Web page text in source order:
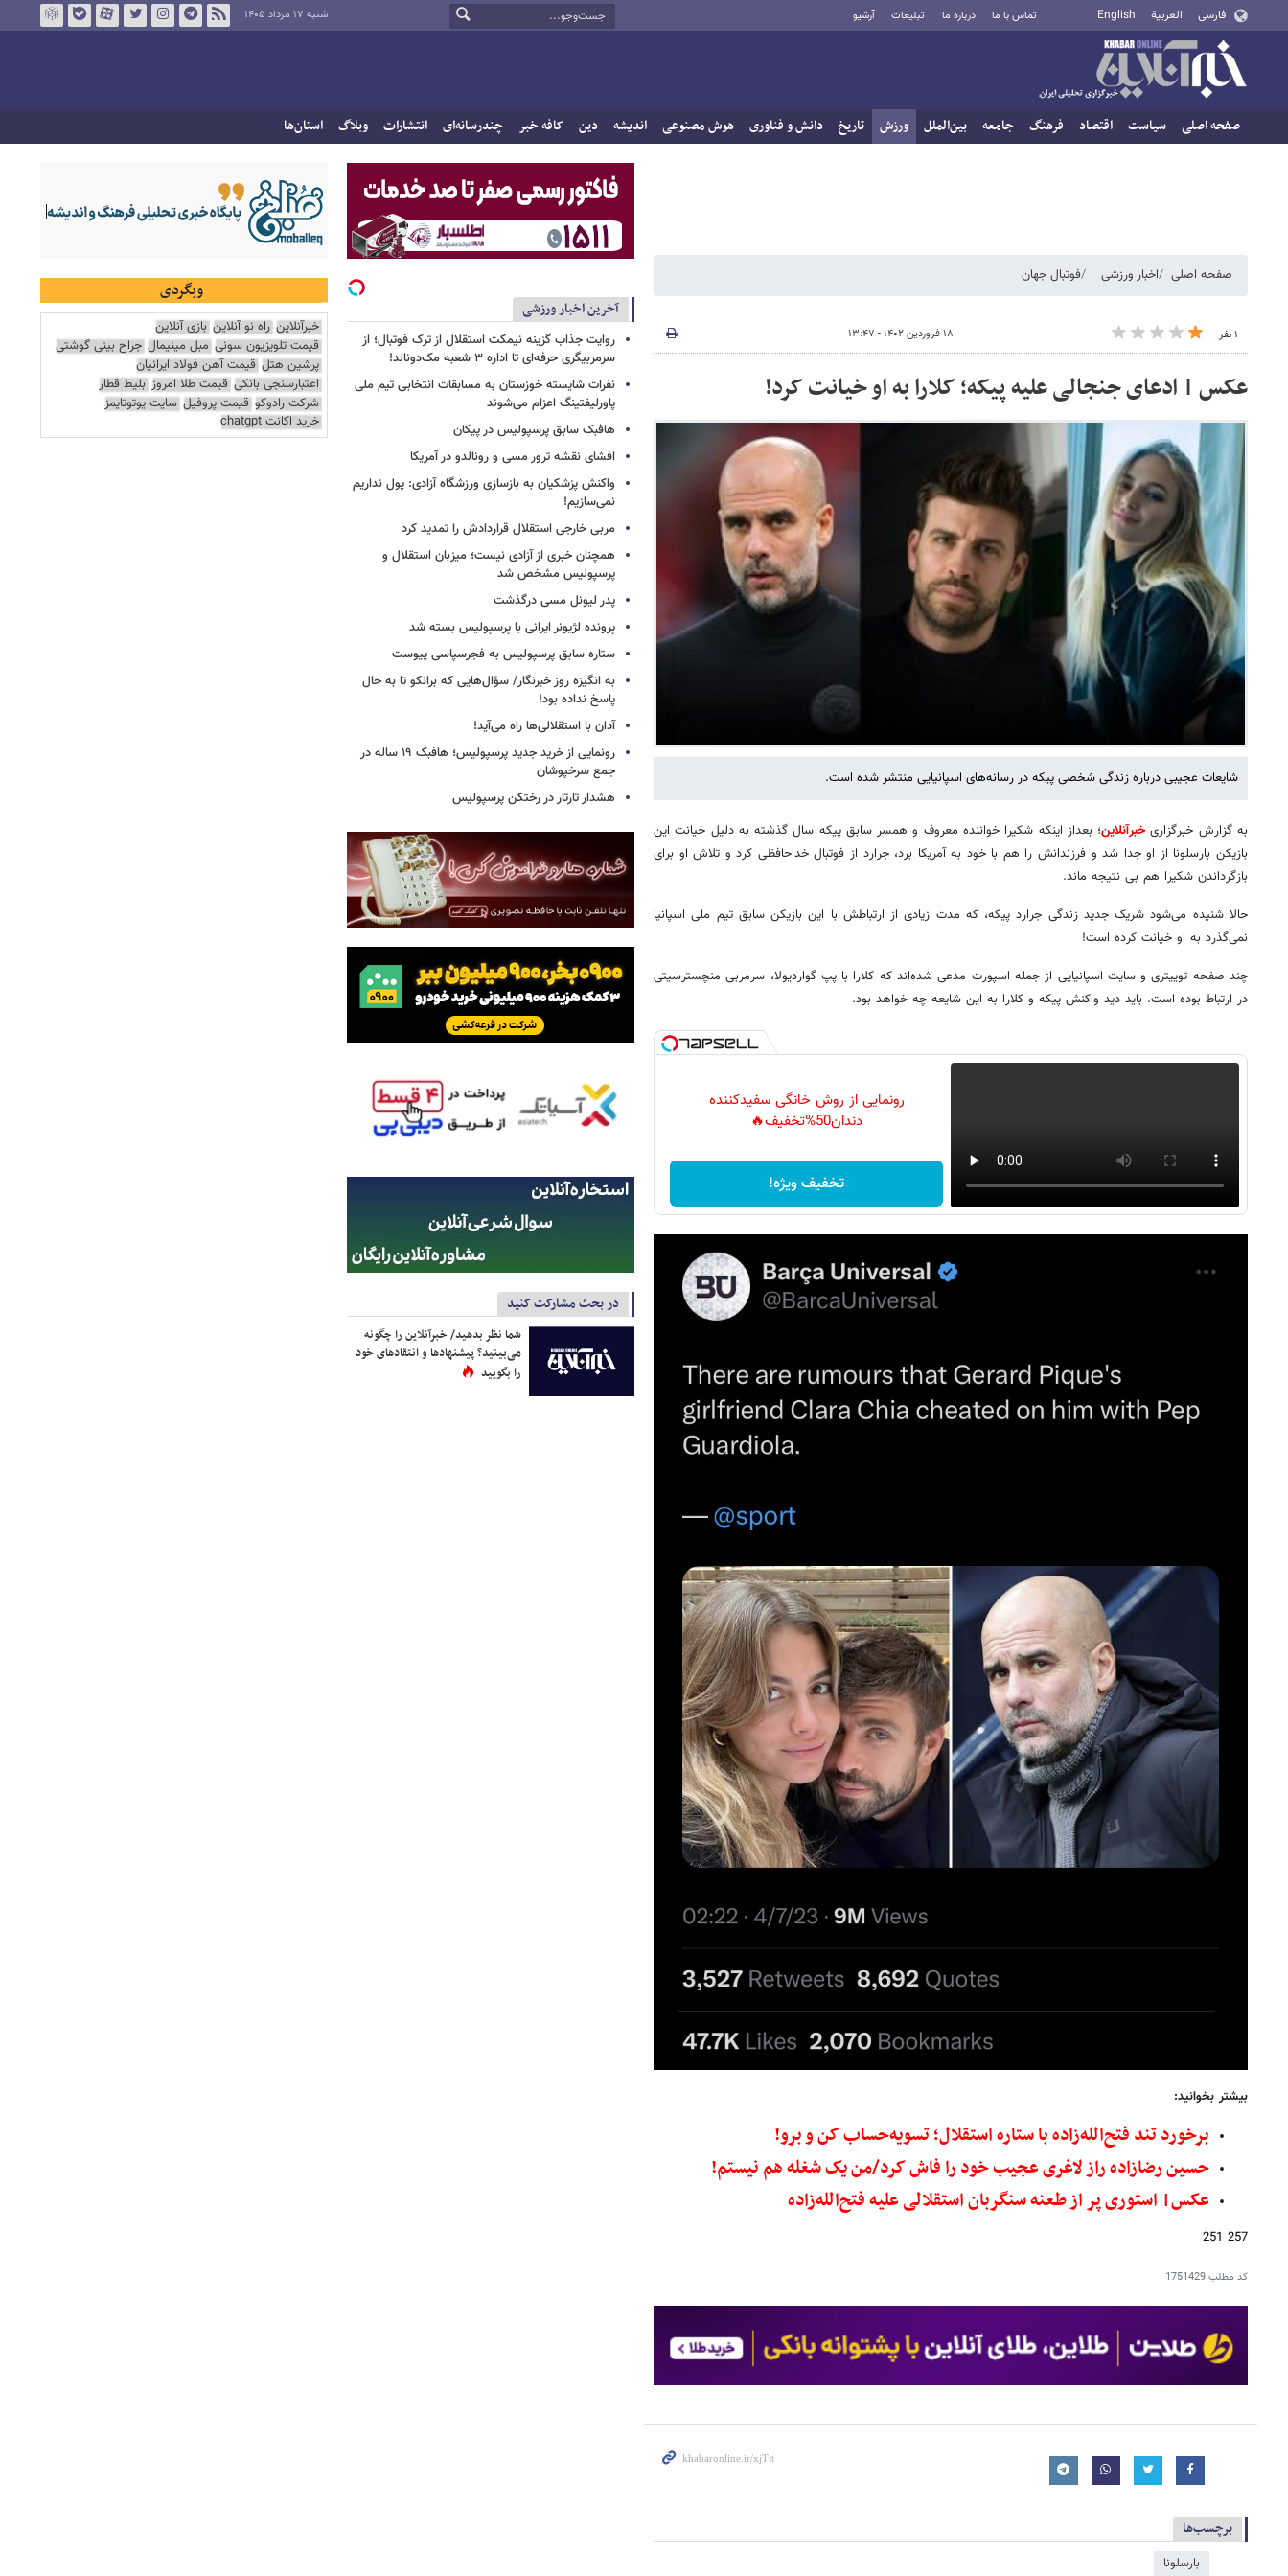
فارسی العربية English تماس با ما درباره ما تبلیغات آرشیو شنبه ۱۷ مرداد ۱۴۰۵
صفحه اصلی سیاست اقتصاد فرهنگ جامعه بین‌الملل ورزش تاریخ دانش و فناوری هوش مصنوعی اندیشه دین کافه خبر چندرسانه‌ای انتشارات وبلاگ استان‌ها
صفحه اصلی اخبار ورزشی فوتبال جهان
۱ نفر ۱۸ فروردین ۱۴۰۲ - ۱۳:۴۷
عکس | ادعای جنجالی علیه پیکه؛ کلارا به او خیانت کرد!
شایعات عجیبی درباره زندگی شخصی پیکه در رسانه‌های اسپانیایی منتشر شده است.
به گزارش خبرگزاریخبرآنلاین؛ بعداز اینکه شکیرا خواننده معروف و همسر سابق پیکه سال گذشته به دلیل خیانت این
بازیکن بارسلونا از او جدا شد و فرزندانش را هم با خود به آمریکا برد، جرارد از فوتبال خداحافظی کرد و تلاش او برای
بازگرداندن شکیرا هم بی نتیجه ماند.
حالا شنیده می‌شود شریک جدید زندگی جرارد پیکه، که مدت زیادی از ارتباطش با این بازیکن سابق تیم ملی اسپانیا
نمی‌گذرد به او خیانت کرده است!
چند صفحه توییتری و سایت اسپانیایی از جمله اسپورت مدعی شده‌اند که کلارا با پپ گواردیولا، سرمربی منچسترسیتی
در ارتباط بوده است. باید دید واکنش پیکه و کلارا به این شایعه چه خواهد بود.
رونمایی از روش خانگی سفیدکننده
دندان50%تخفیف🔥
تخفیف ویژه!
بیشتر بخوانید:
برخورد تند فتح‌الله‌زاده با ستاره استقلال؛ تسویه‌حساب کن و برو!
حسین رضازاده راز لاغری عجیب خود را فاش کرد/من یک شغله هم نیستم!
عکس| استوری پر از طعنه سنگربان استقلالی علیه فتح‌الله‌زاده
257 251
کد مطلب1751429
برچسب‌ها
بارسلونا
آخرین اخبار ورزشی
روایت جذاب گزینه نیمکت استقلال از ترک فوتبال؛ از
سرمربیگری حرفه‌ای تا اداره ۳ شعبه مک‌دونالد!
نفرات شایسته خوزستان به مسابقات انتخابی تیم ملی
پاورلیفتینگ اعزام می‌شوند
هافبک سابق پرسپولیس در پیکان
افشای نقشه ترور مسی و رونالدو در آمریکا
واکنش پزشکیان به بازسازی ورزشگاه آزادی: پول نداریم
نمی‌سازیم!
مربی خارجی استقلال قراردادش را تمدید کرد
همچنان خبری از آزادی نیست؛ میزبان استقلال و
پرسپولیس مشخص شد
پدر لیونل مسی درگذشت
پرونده لژیونر ایرانی با پرسپولیس بسته شد
ستاره سابق پرسپولیس به فجرسپاسی پیوست
به انگیزه روز خبرنگار/ سؤال‌هایی که برانکو تا به حال
پاسخ نداده بود!
آدان با استقلالی‌ها راه می‌آید!
رونمایی از خرید جدید پرسپولیس؛ هافبک ۱۹ ساله در
جمع سرخپوشان
هشدار تارتار در رختکن پرسپولیس
در بحث مشارکت کنید
شما نظر بدهید/ خبرآنلاین را چگونه
می‌بینید؟ پیشنهادها و انتقادهای خود
را بگویید
وبگردی
خبرآنلاین راه نو آنلاین بازی آنلاین
قیمت تلویزیون سونی مبل مینیمال جراح بینی گوشتی
پرشین هتل قیمت آهن فولاد ایرانیان
اعتبارسنجی بانکی قیمت طلا امروز بلیط قطار
شرکت رادوکو قیمت پروفیل سایت یوتوتایمز
خرید اکانت chatgpt